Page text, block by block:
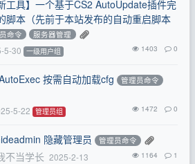
工具】一个基于CS2 AutoUpdate插件完
脚本（先前于本站发布的自动重启脚本
命令 服务器管理
5-30 一级用户组 1403 0
按需自动加载cfg
管理员命令
5-22 管理员组 1472 0
隐藏管理员 管理员命令
不当学长 2025-2-13 1164 1